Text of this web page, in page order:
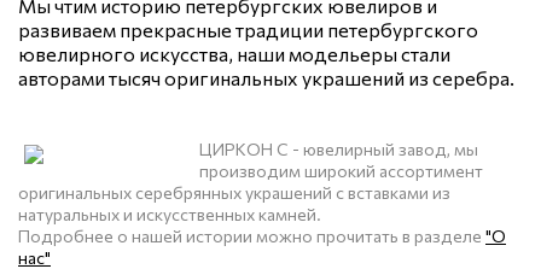
Мы чтим историю петербургских ювелиров и
развиваем прекрасные традиции петербургского
ювелирного искусства, наши модельеры стали
авторами тысяч оригинальных украшений из серебра.
ЦИРКОН С - ювелирный завод, мы
производим широкий ассортимент
оригинальных серебрянных украшений с вставками из
натуральных и искусственных камней.
Подробнее о нашей истории можно прочитать в разделе "О
нас"